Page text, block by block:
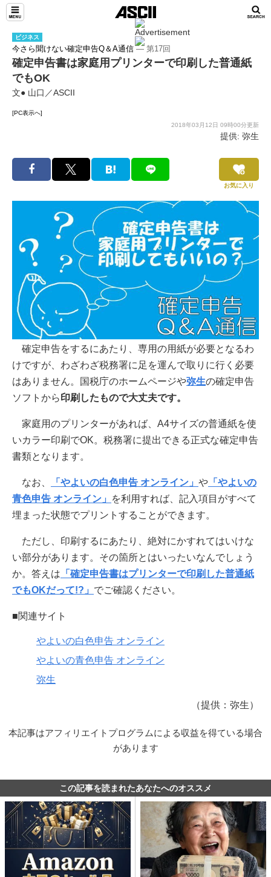
ビジネス
今さら聞けない確定申告Q＆A通信― 第17回
確定申告書は家庭用プリンターで印刷した普通紙
でもOK
文● 山口／ASCII
[PC表示へ]
2018年03月12日 09時00分更新
提供: 弥生
お気に入り
確定申告をするにあたり、専用の用紙が必要となるわ
けですが、わざわざ税務署に足を運んで取りに行く必要
はありません。国税庁のホームページや弥生の確定申告
ソフトから印刷したもので大丈夫です。
家庭用のプリンターがあれば、A4サイズの普通紙を使
いカラー印刷でOK。税務署に提出できる正式な確定申告
書類となります。
なお、 「やよいの白色申告 オンライン」 や 「やよいの
青色申告 オンライン」
を利用すれば、記入項目がすべて
埋まった状態でプリントすることができます。
ただし、印刷するにあたり、絶対にかすれてはいけな
い部分があります。その箇所とはいったいなんでしょう
か。答えは 「確定申告書はプリンターで印刷した普通紙
でもOKだって!?」 でご確認ください。
■関連サイト
やよいの白色申告 オンライン
やよいの青色申告 オンライン
弥生
（提供：弥生）
本記事はアフィリエイトプログラムによる収益を得ている場合
があります
この記事を読まれたあなたへのオススメ